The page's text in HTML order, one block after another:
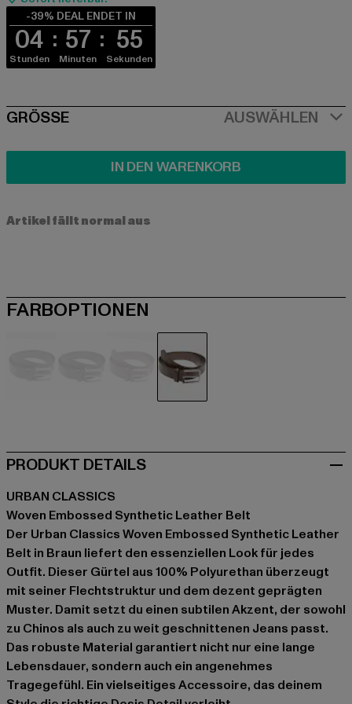
-39% DEAL ENDET IN
04
Stunden
57
Minuten
55
Sekunden
SIZE
GRÖSSE AUSWÄHLEN
IN DEN WARENKORB
Artikel fällt normal aus
FARBOPTIONEN
PRODUKT DETAILS
URBAN CLASSICS
Woven Embossed Synthetic Leather Belt
Der Urban Classics Woven Embossed Synthetic Leather
Belt in Braun liefert den essenziellen Look für jedes
Outfit. Dieser Gürtel aus 100% Polyurethan überzeugt
mit seiner Flechtstruktur und dem dezent geprägten
Muster. Damit setzt du einen subtilen Akzent, der sowohl
zu Chinos als auch zu weit geschnittenen Jeans passt.
Das robuste Material garantiert nicht nur eine lange
Lebensdauer, sondern auch ein angenehmes
Tragegefühl. Ein vielseitiges Accessoire, das deinem